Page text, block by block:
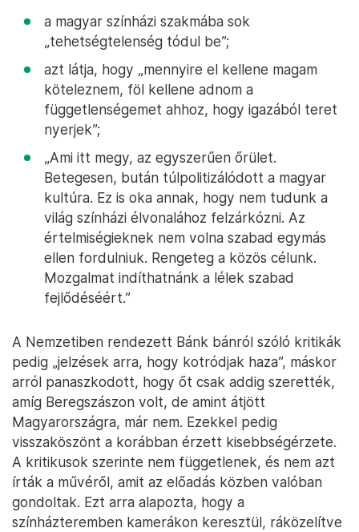
a magyar színházi szakmába sok
„tehetségtelenség tódul be”;
azt látja, hogy „mennyire el kellene magam
köteleznem, föl kellene adnom a
függetlenségemet ahhoz, hogy igazából teret
nyerjek”;
„Ami itt megy, az egyszerűen őrület.
Betegesen, bután túlpolitizálódott a magyar
kultúra. Ez is oka annak, hogy nem tudunk a
világ színházi élvonalához felzárkózni. Az
értelmiségieknek nem volna szabad egymás
ellen fordulniuk. Rengeteg a közös célunk.
Mozgalmat indíthatnánk a lélek szabad
fejlődéséért.”
A Nemzetiben rendezett Bánk bánról szóló kritikák
pedig „jelzések arra, hogy kotródjak haza”, máskor
arról panaszkodott, hogy őt csak addig szerették,
amíg Beregszászon volt, de amint átjött
Magyarországra, már nem. Ezekkel pedig
visszaköszönt a korábban érzett kisebbségérzete.
A kritikusok szerinte nem függetlenek, és nem azt
írták a művéről, amit az előadás közben valóban
gondoltak. Ezt arra alapozta, hogy a
színházteremben kamerákon keresztül, ráközelítve